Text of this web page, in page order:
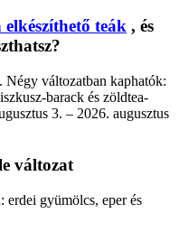
elkészíthető teák , és
Négy változatban kaphatók:
barack és zöldtea-
3. – 2026. augusztus
változat
erdei gyümölcs, eper és